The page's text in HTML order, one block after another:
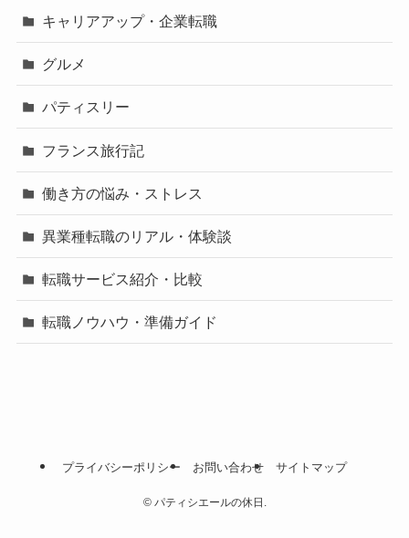
キャリアアップ・企業転職
グルメ
パティスリー
フランス旅行記
働き方の悩み・ストレス
異業種転職のリアル・体験談
転職サービス紹介・比較
転職ノウハウ・準備ガイド
プライバシーポリシー お問い合わせ サイトマップ
©パティシエールの休日.